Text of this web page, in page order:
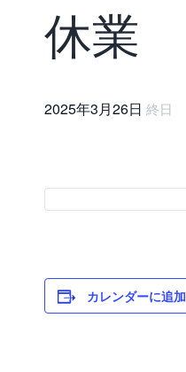
休業
2025年3月26日 終日
カレンダーに追加